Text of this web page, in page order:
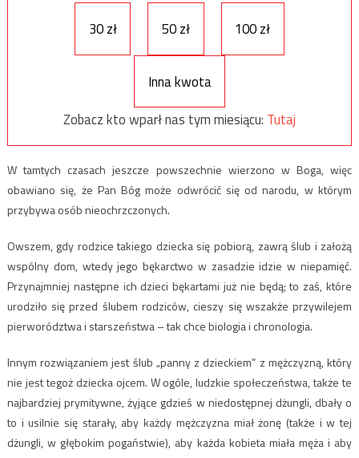
30 zł 50 zł 100 zł
Inna kwota
Zobacz kto wparł nas tym miesiącu: Tutaj
W tamtych czasach jeszcze powszechnie wierzono w Boga, więc
obawiano się, że Pan Bóg może odwrócić się od narodu, w którym
przybywa osób nieochrzczonych.
Owszem, gdy rodzice takiego dziecka się pobiorą, zawrą ślub i założą
wspólny dom, wtedy jego bękarctwo w zasadzie idzie w niepamięć.
Przynajmniej następne ich dzieci bękartami już nie będą; to zaś, które
urodziło się przed ślubem rodziców, cieszy się wszakże przywilejem
pierworództwa i starszeństwa – tak chce biologia i chronologia.
Innym rozwiązaniem jest ślub „panny z dzieckiem” z mężczyzną, który
nie jest tegoż dziecka ojcem. W ogóle, ludzkie społeczeństwa, także te
najbardziej prymitywne, żyjące gdzieś w niedostępnej dżungli, dbały o
to i usilnie się starały, aby każdy mężczyzna miał żonę (także i w tej
dżungli, w głębokim pogaństwie), aby każda kobieta miała męża i aby